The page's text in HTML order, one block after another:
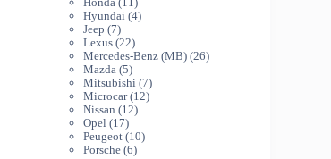
produktų
Hyundai 44
Jeep 77
produktai
Lexus 2222
produktai
Mercedes-Benz (MB) 2626
Mazda 55
produktai
Mitsubishi 77
produktai
Microcar 1212
Nissan 1212
Opel 1717
produktų
Peugeot 1010
Porsche 66